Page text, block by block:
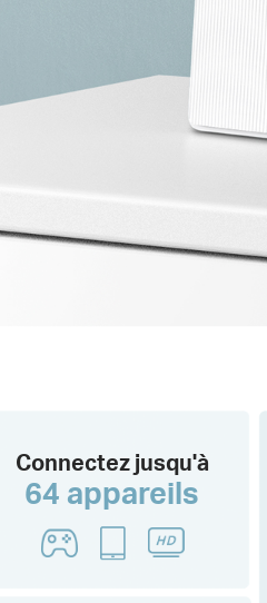
Connectez jusqu'à
64 appareils